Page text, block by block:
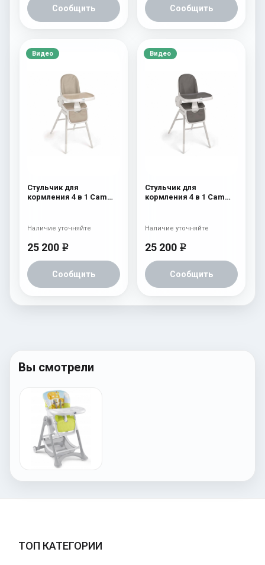
Сообщить Сообщить
Видео
Стульчик для
кормления 4 в 1 Cam
25 200 e
Сообщить
Наличие уточняйте
Видео
Стульчик для
кормления 4 в 1 Cam
25 200 e
Сообщить
Наличие уточняйте
Вы смотрели
ТОП КАТЕГОРИИ